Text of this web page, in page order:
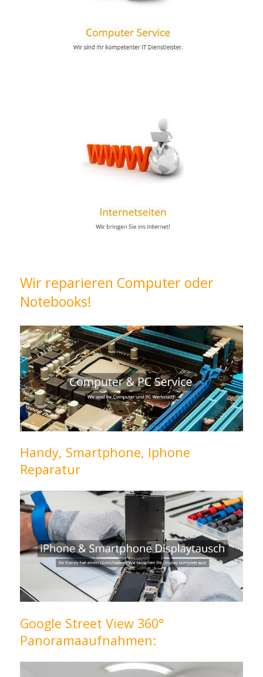
Wir reparieren Computer oder
Notebooks!
Handy, Smartphone, Iphone
Reparatur
Google Street View 360°
Panoramaaufnahmen: